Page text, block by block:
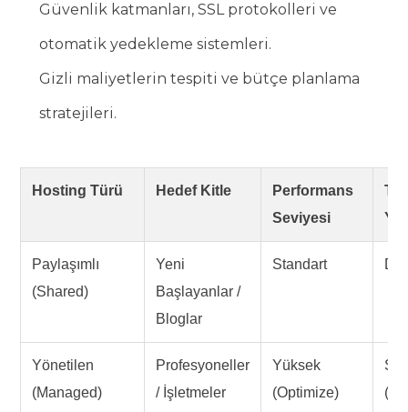
Güvenlik katmanları, SSL protokolleri ve
otomatik yedekleme sistemleri.
Gizli maliyetlerin tespiti ve bütçe planlama
stratejileri.
Hosting Türü Hedef Kitle
Performans
Seviyesi
Paylaşımlı
(Shared)
Yeni
Başlayanlar /
Bloglar
Standart
Yönetilen
(Managed)
Profesyoneller
/ İşletmeler
Yüksek
(Optimize)